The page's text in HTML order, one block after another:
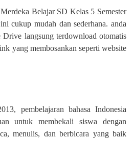
Belajar SD Kelas 5 Semester
cukup mudah dan sederhana. anda
langsung terdownload otomatis
yang membosankan seperti website
pembelajaran bahasa Indonesia
untuk membekali siswa dengan
menulis, dan berbicara yang baik